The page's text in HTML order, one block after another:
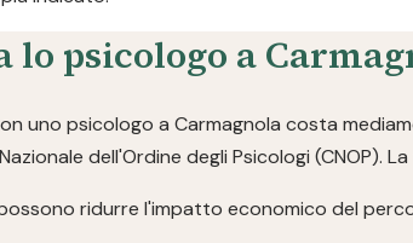
lo psicologo a
uno psicologo a Carmagnola costa
dell'Ordine degli Psicologi
ridurre l'impatto economico del